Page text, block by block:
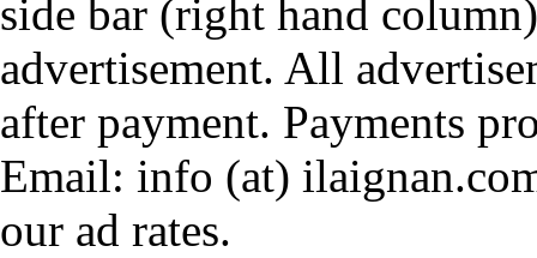
side bar (right hand
advertisement. All
after payment. Payments
Email: info (at)
our ad rates.